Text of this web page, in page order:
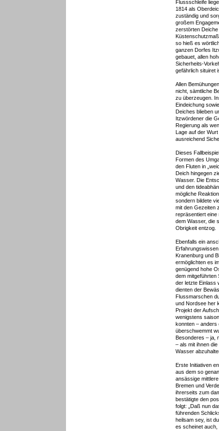
Flussschleife
1814 als
zuständig und
großem
zerstörten
so hieß es
ganzen Dorfes
gebauet, allen
Sicherheits-
gefährlich situiret
Allen
nicht, sämtliche
zu überzeugen.
Eindeichung
Deiches blieben
Itzwördener die
Regierung als
Lage auf der
ausreichend
Dieses
Formen des
den Fluten in
Deich hingegen
Wasser. Die
und den
mögliche
sondern bildete
mit den Gezeiten
repräsentiert eine
dem Wasser, die
Obrigkeit entzog.
Ebenfalls ein
Kranenburg und
ermöglichten es
genügend hohe
dem mitgeführten
der letzte Einlass
dienten der
Flussmarschen
und Nordsee her
Projekt der
wenigstens
konnten – anders
überschwemmt
Besonderes – ja,
– als mit ihnen
Wasser
Erste Initiativen
aus dem so
ansässige
Bremen und
ihrerseits zum
bestätigte den
folgt: „Daß nun
führenden
heilsam sey, ist
es scheinet